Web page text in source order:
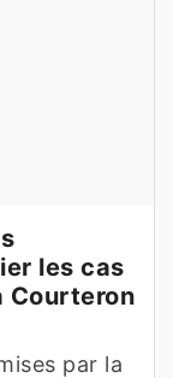
les cas
Courteron
par la